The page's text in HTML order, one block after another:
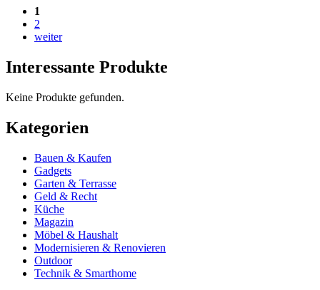
1
2
weiter
Interessante Produkte
Keine Produkte gefunden.
Kategorien
Bauen & Kaufen
Gadgets
Garten & Terrasse
Geld & Recht
Küche
Magazin
Möbel & Haushalt
Modernisieren & Renovieren
Outdoor
Technik & Smarthome